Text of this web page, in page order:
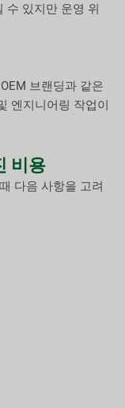
수 있지만 운영 위
브랜딩과 같은
엔지니어링 작업이
비용
다음 사항을 고려